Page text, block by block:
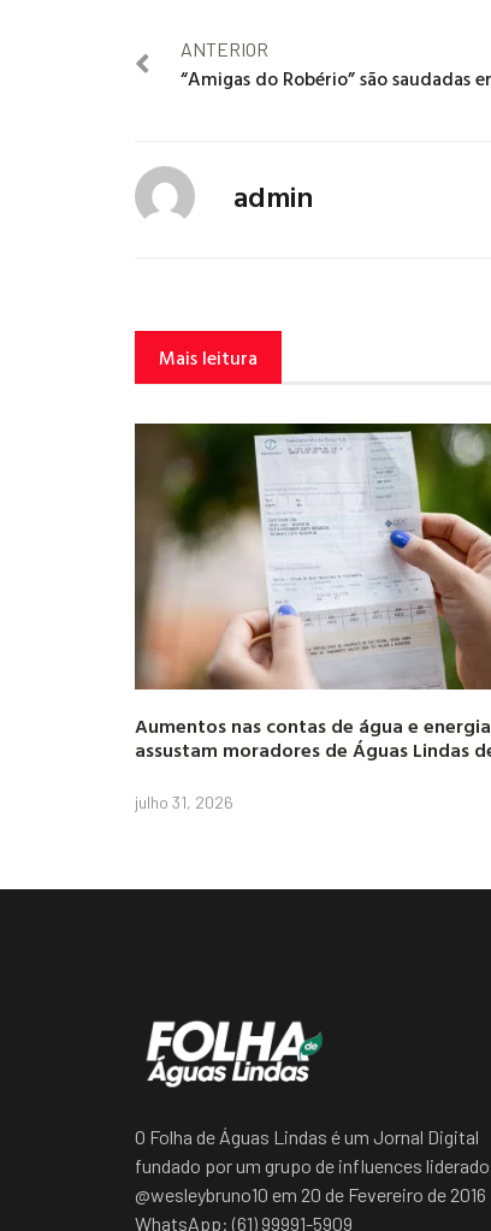
ANTERIOR
admin
Mais leitura
Aumentos nas contas de água e energia
assustam moradores de Águas Lindas
julho 31, 2026
O Folha de Águas Lindas é um Jornal Digital
fundado por um grupo de influences
@wesleybruno10 em 20 de Fevereiro de 2016
WhatsApp: (61) 99991-5909